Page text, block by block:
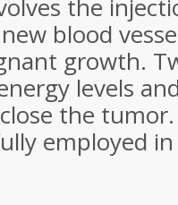
the
blood
growth.
levels
the
employed